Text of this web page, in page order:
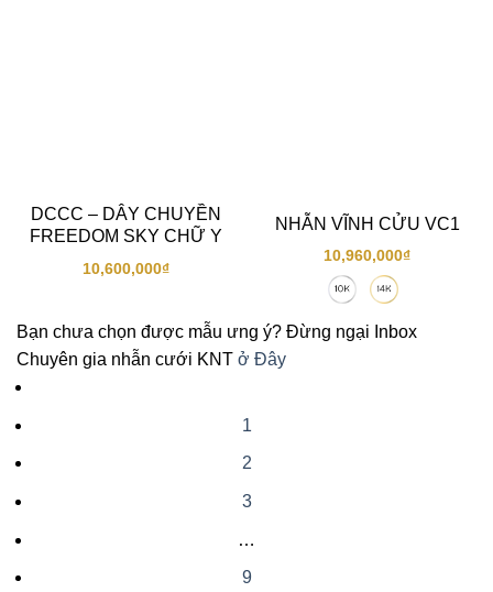
DCCC – DÂY CHUYỀN
FREEDOM SKY CHỮ Y
10,600,000₫
NHẪN VĨNH CỬU VC1
10,960,000₫
Bạn chưa chọn được mẫu ưng ý? Đừng ngại Inbox
Chuyên gia nhẫn cưới KNT ở Đây
1
2
3
…
9